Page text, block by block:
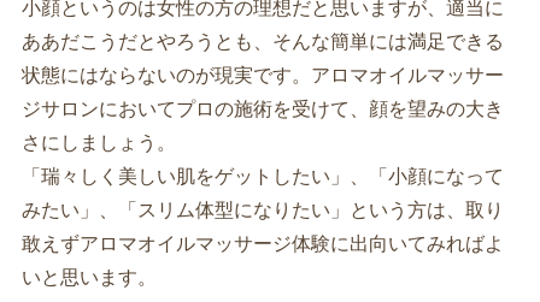
小顔というのは女性の方の理想だと思いますが、適当に
ああだこうだとやろうとも、そんな簡単には満足できる
状態にはならないのが現実です。アロマオイルマッサー
ジサロンにおいてプロの施術を受けて、顔を望みの大き
さにしましょう。
「瑞々しく美しい肌をゲットしたい」、「小顔になって
みたい」、「スリム体型になりたい」という方は、取り
敢えずアロマオイルマッサージ体験に出向いてみればよ
いと思います。